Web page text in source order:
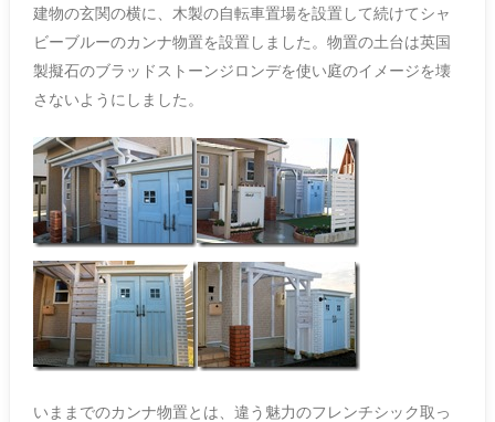
建物の玄関の横に、木製の自転車置場を設置して続けてシャ
ビーブルーのカンナ物置を設置しました。物置の土台は英国
製擬石のブラッドストーンジロンデを使い庭のイメージを壊
さないようにしました。
いままでのカンナ物置とは、違う魅力のフレンチシック取っ